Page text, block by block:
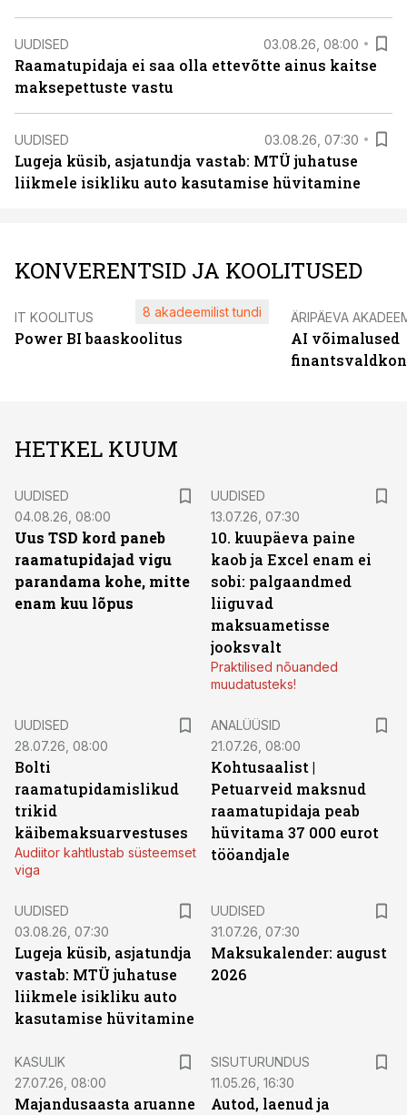
UUDISED 03.08.26, 08:00
Raamatupidaja ei saa olla ettevõtte ainus kaitse
maksepettuste vastu
UUDISED 03.08.26, 07:30
Lugeja küsib, asjatundja vastab: MTÜ juhatuse
liikmele isikliku auto kasutamise hüvitamine
KONVERENTSID JA KOOLITUSED
IT KOOLITUS
Power BI baaskoolitus
8 akadeemilist tundi ÄRIPÄEVA
AI võimalused
HETKEL KUUM
UUDISED
04.08.26, 08:00
Uus TSD kord paneb
raamatupidajad vigu
parandama kohe, mitte
enam kuu lõpus
UUDISED
13.07.26, 07:30
10. kuupäeva paine
kaob ja Excel enam ei
sobi: palgaandmed
liiguvad
maksuametisse
jooksvalt
Praktilised nõuanded
muudatusteks!
UUDISED
28.07.26, 08:00
Bolti
raamatupidamislikud
trikid
käibemaksuarvestuses
Audiitor kahtlustab süsteemset
viga
ANALÜÜSID
21.07.26, 08:00
Kohtusaalist |
Petuarveid maksnud
raamatupidaja peab
hüvitama 37 000 eurot
tööandjale
UUDISED
03.08.26, 07:30
Lugeja küsib, asjatundja
vastab: MTÜ juhatuse
liikmele isikliku auto
kasutamise hüvitamine
UUDISED
31.07.26, 07:30
Maksukalender: august
2026
KASULIK
27.07.26, 08:00
Majandusaasta aruanne
SISUTURUNDUS
11.05.26, 16:30
Autod, laenud ja